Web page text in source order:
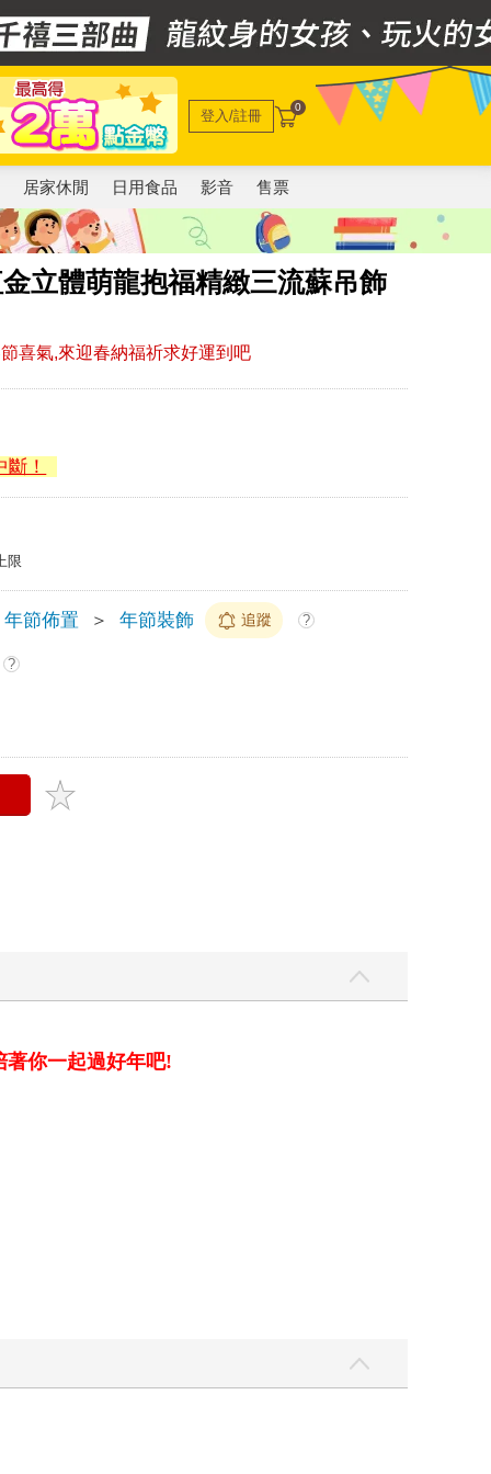
登入/註冊 0
居家休閒 日用食品 影音 售票
立體萌龍抱福精緻三流蘇吊飾
喜氣,來迎春納福祈求好運到吧
！
限
年節佈置 ＞ 年節裝飾 追蹤 ?
?
著你一起過好年吧!